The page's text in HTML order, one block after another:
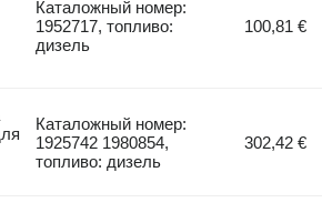
Каталожный номер:
1952717, топливо:
дизель
100,81 €
Каталожный номер:
1925742 1980854,
топливо: дизель
302,42 €